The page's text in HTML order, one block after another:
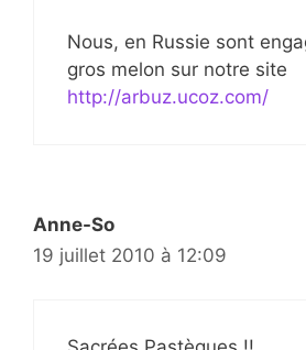
Nous, en Russie sont
gros melon sur notre site
http://arbuz.ucoz.com/
Anne-So
19 juillet 2010 à 12:09